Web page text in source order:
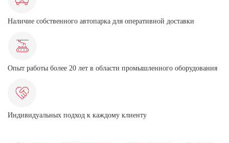
Наличие собственного автопарка для оперативной доставки
Опыт работы более 20 лет в области промышленного оборудования
Индивидуальных подход к каждому клиенту